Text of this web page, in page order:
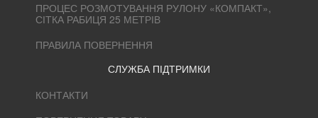
ПРОЦЕС РОЗМОТУВАННЯ РУЛОНУ «КОМПАКТ»,
СІТКА РАБИЦЯ 25 МЕТРІВ
ПРАВИЛА ПОВЕРНЕННЯ
СЛУЖБА ПІДТРИМКИ
КОНТАКТИ